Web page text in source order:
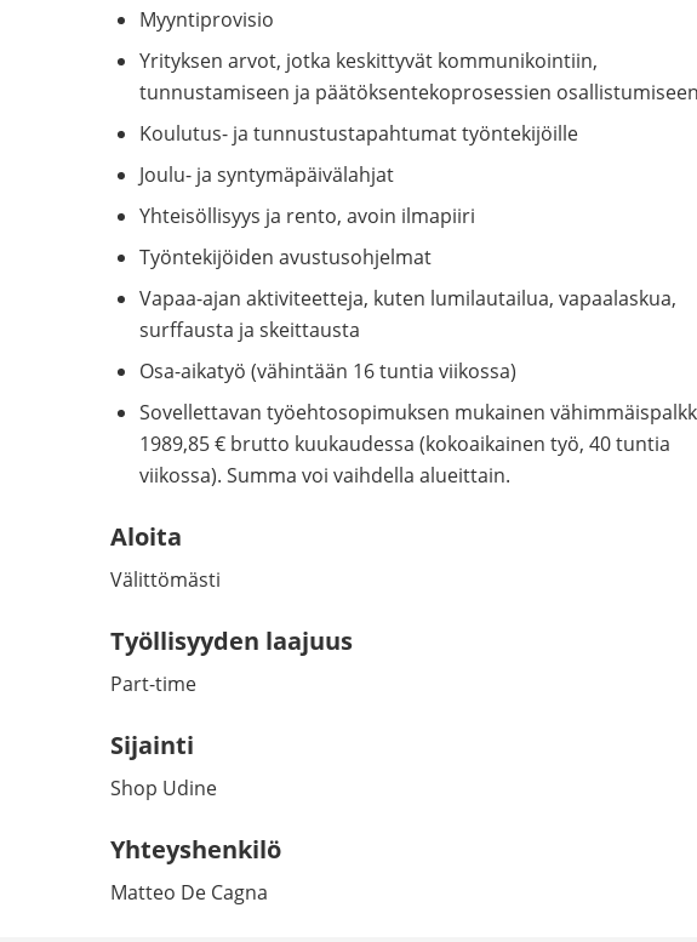
Myyntiprovisio
Yrityksen arvot, jotka keskittyvät kommunikointiin,
tunnustamiseen ja päätöksentekoprosessien
Koulutus- ja tunnustustapahtumat työntekijöille
Joulu- ja syntymäpäivälahjat
Yhteisöllisyys ja rento, avoin ilmapiiri
Työntekijöiden avustusohjelmat
Vapaa-ajan aktiviteetteja, kuten lumilautailua, vapaalaskua,
surffausta ja skeittausta
Osa-aikatyö (vähintään 16 tuntia viikossa)
Sovellettavan työehtosopimuksen mukainen
1989,85 € brutto kuukaudessa (kokoaikainen työ, 40 tuntia
viikossa). Summa voi vaihdella alueittain.
Aloita
Välittömästi
Työllisyyden laajuus
Part-time
Sijainti
Shop Udine
Yhteyshenkilö
Matteo De Cagna